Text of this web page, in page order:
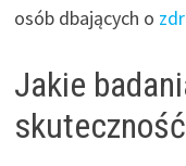
osób dbających o
Jakie